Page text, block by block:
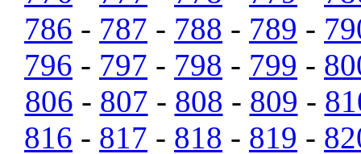
786 - 787 - 788 - 789 -
796 - 797 - 798 - 799 -
806 - 807 - 808 - 809 -
816 - 817 - 818 - 819 -